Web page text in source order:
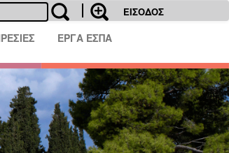
ΕΙΣΟΔΟΣ
ΕΡΓΑ ΕΣΠΑ